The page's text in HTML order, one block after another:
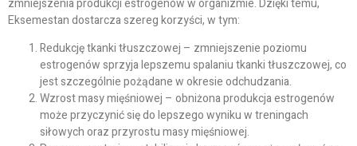
zmniejszenia produkcji estrogenów w organizmie. Dzięki temu,
Eksemestan dostarcza szereg korzyści, w tym:
Redukcję tkanki tłuszczowej – zmniejszenie poziomu
estrogenów sprzyja lepszemu spalaniu tkanki tłuszczowej, co
jest szczególnie pożądane w okresie odchudzania.
Wzrost masy mięśniowej – obniżona produkcja estrogenów
może przyczynić się do lepszego wyniku w treningach
siłowych oraz przyrostu masy mięśniowej.